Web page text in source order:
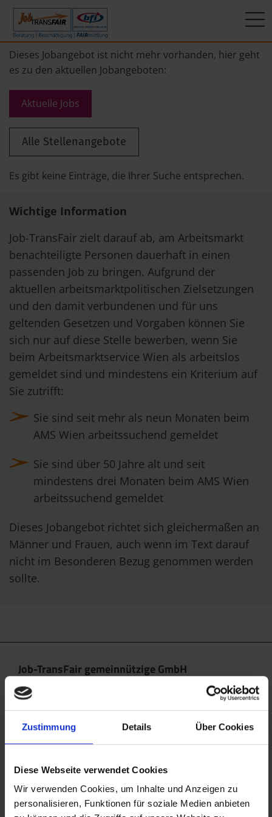
Zustimmung Details Über Cookies
Diese Webseite verwendet Cookies
Wir verwenden Cookies, um Inhalte und Anzeigen zu
personalisieren, Funktionen für soziale Medien anbieten
Dieses Jobangebot ist nicht mehr vorhanden, hier geht
es zu den aktuellen Jobangeboten:
Aktuelle Jobs
Alle Stellenangebote
Es gibt keine Einträge, die Ihrer Suche entsprechen.
Wichtige Information
Job-TransFair zielt darauf ab, am Arbeitsmarkt
benachteiligte Personen dauerhaft in einen
passenden Job zu bringen. Aufgrund der
aktuellen arbeitsmarktpolitischen Zielsetzungen
und den damit verbundenen und für uns
geltenden Gesetzen und Vorgaben können Sie
sich nur auf diese Stelle bewerben, wenn Sie
beim Arbeitsmarktservice Wien als arbeitslos
gemeldet sind und mindestens ein Kriterium auf
Sie zutrifft:
Sie sind seit mehr als neun Monaten beim
AMS Wien arbeitssuchend gemeldet
Sie sind über 50 Jahre alt und seit
mindestens drei Monaten beim AMS Wien
arbeitssuchend gemeldet
Dieses Jobangebot richtet sich gleichermaßen an
Männer und Frauen, auch wenn im Text darauf
nicht im Besonderen Bezug genommen werden
sollte.
Job-TransFair gemeinnützige GmbH
Linke Wienzeile 10/21 (Zentrale)
1060 Wien
office@jobtransfair.at
+43 1 585 39 91
Die Inhalte unserer Webseite können Spuren von KI
enthalten. Nähere Details entnehmen Sie bitte
unseremKI Manifest
Mein Weg zum Job
Beschäftigung
FAIRmittlung
ÜBER UNS
KI-Manifest
Ergebnisse
Geschichte
News
Newsletter
Standorte
Interner Bereich
JobImpuls
Zeiterfassung